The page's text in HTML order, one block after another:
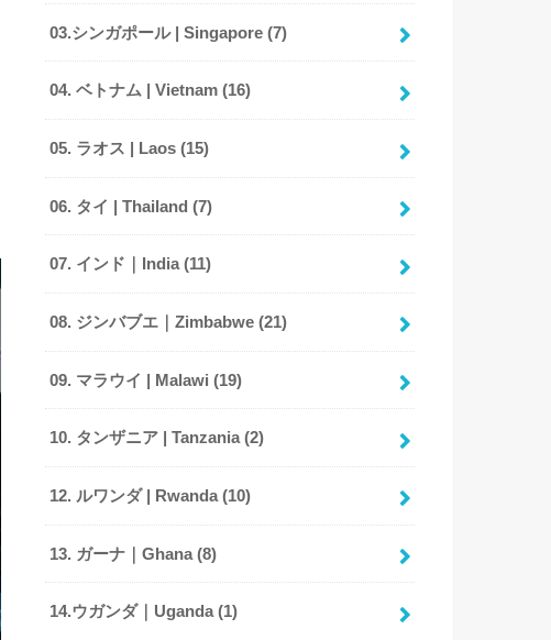
03.シンガポール | Singapore(7)
04. ベトナム | Vietnam(16)
05. ラオス | Laos(15)
06. タイ | Thailand(7)
07. インド｜India(11)
08. ジンバブエ｜Zimbabwe(21)
09. マラウイ | Malawi(19)
10. タンザニア | Tanzania(2)
12. ルワンダ | Rwanda(10)
13. ガーナ｜Ghana(8)
14.ウガンダ｜Uganda(1)